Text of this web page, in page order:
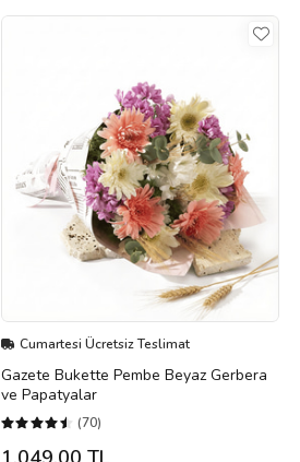
Cumartesi Ücretsiz Teslimat
Gazete Bukette Pembe Beyaz Gerbera
ve Papatyalar
(70)